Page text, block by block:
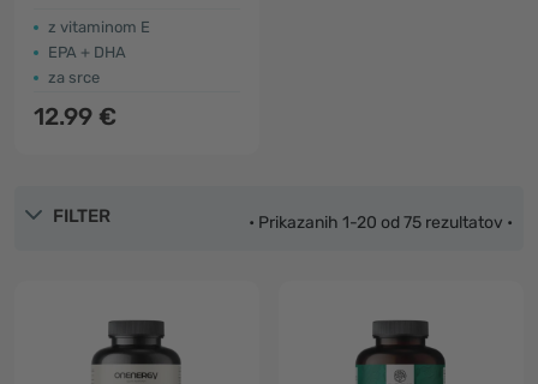
z vitaminom E
EPA + DHA
za srce
12.99 €
FILTER • Prikazanih 1-20 od 75 rezultatov •